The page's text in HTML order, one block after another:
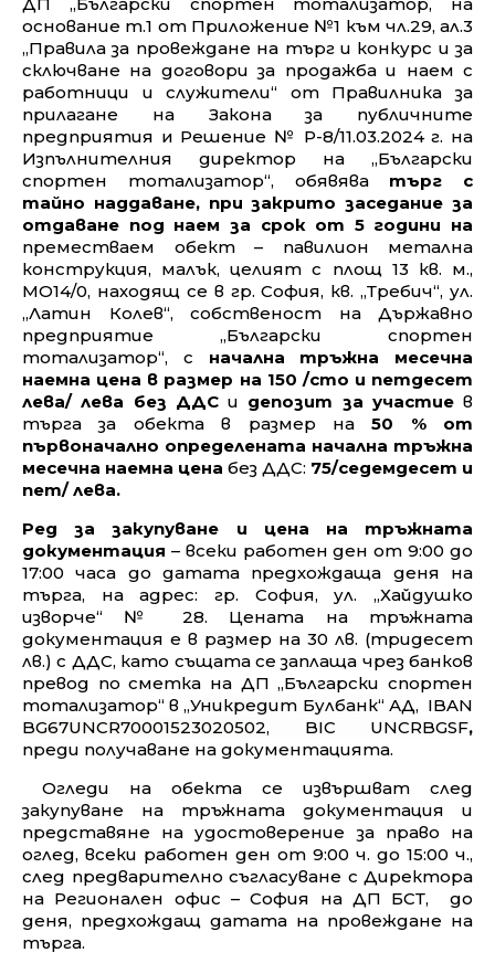
ДП „Български спортен тотализатор, на
основание т.1 от Приложение №1 към чл.29, ал.3
„Правила за провеждане на търг и конкурс и за
сключване на договори за продажба и наем с
работници и служители“ от Правилника за
прилагане на Закона за публичните
предприятия и Решение № Р-8/11.03.2024 г. на
Изпълнителния директор на „Български
спортен тотализатор“, обявява търг с
тайно наддаване, при закрито заседание за
отдаване под наем за срок от 5години на
преместваем обект – павилион метална
конструкция, малък, целият с площ 13 кв. м.,
МО14/0, находящ се в гр. София, кв. „Требич“, ул.
„Латин Колев“, собственост на Държавно
предприятие „Български спортен
тотализатор“, с начална тръжна месечна
наемна цена в размер на 150 /сто и петдесет
лева/ лева без ДДСи депозит за участиев
търга за обекта в размер на50 % от
първоначално определената начална тръжна
месечна наемна цена без ДДС: 75/седемдесет и
пет/ лева.
Ред за закупуване и цена на тръжната
документация – всеки работен ден от 9:00 до
17:00 часа до датата предхождаща деня на
търга, на адрес: гр. София, ул. „Хайдушко
изворче“ № 28. Цената на тръжната
документация е в размер на 30 лв. (тридесет
лв.) с ДДС, като същата се заплаща чрез банков
превод по сметка на ДП „Български спортен
тотализатор“ в„Уникредит Булбанк“ АД, IBAN
BG67UNCR70001523020502, BIC UNCRBGSF,
преди получаване на документацията.
Огледи на обекта се извършват след
закупуване на тръжната документация и
представяне на удостоверение за право на
оглед, всеки работен ден от 9:00 ч. до 15:00 ч.,
след предварително съгласуване с Директора
на Регионален офис – София на ДП БСТ,
до
деня, предхождащ датата на провеждане на
търга.